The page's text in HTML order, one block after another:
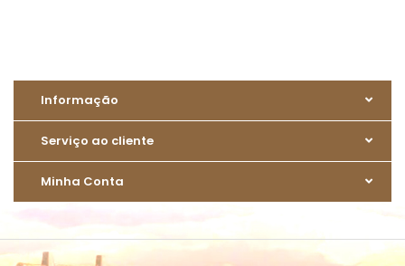
Informação
Serviço ao cliente
Minha Conta